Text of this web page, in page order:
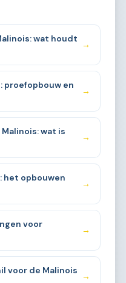
wat houdt
→
proefopbouw en
→
wat is
→
het opbouwen
→
voor
→
voor de Malinois
→